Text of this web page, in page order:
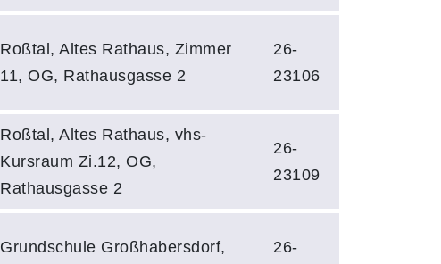
Roßtal, Altes Rathaus, Zimmer
11, OG, Rathausgasse 2
26-
23106
Roßtal, Altes Rathaus, vhs-
Kursraum Zi.12, OG,
Rathausgasse 2
26-
23109
Grundschule Großhabersdorf,
26-